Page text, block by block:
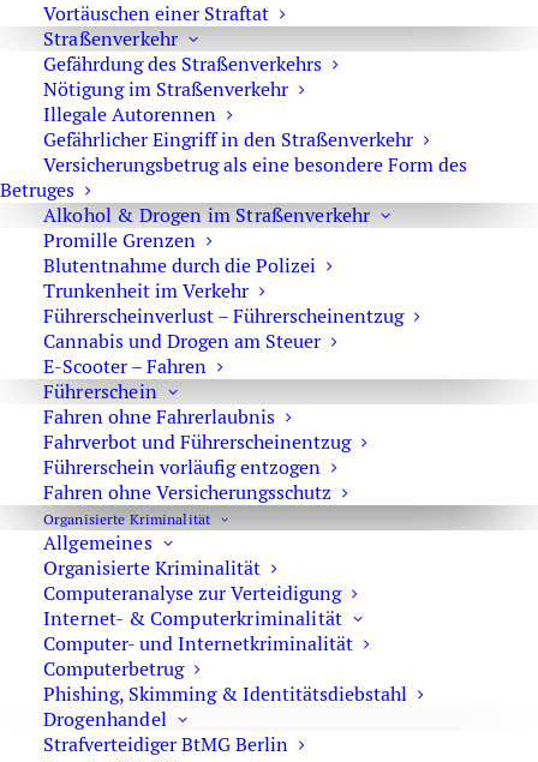
Vortäuschen einer Straftat
Straßenverkehr
Gefährdung des Straßenverkehrs
Nötigung im Straßenverkehr
Illegale Autorennen
Gefährlicher Eingriff in den Straßenverkehr
Versicherungsbetrug als eine besondere Form des
Betruges
Alkohol & Drogen im Straßenverkehr
Promille Grenzen
Blutentnahme durch die Polizei
Trunkenheit im Verkehr
Führerscheinverlust – Führerscheinentzug
Cannabis und Drogen am Steuer
E-Scooter – Fahren
Führerschein
Fahren ohne Fahrerlaubnis
Fahrverbot und Führerscheinentzug
Führerschein vorläufig entzogen
Fahren ohne Versicherungsschutz
Organisierte Kriminalität
Allgemeines
Organisierte Kriminalität
Computeranalyse zur Verteidigung
Internet- & Computerkriminalität
Computer- und Internetkriminalität
Computerbetrug
Phishing, Skimming & Identitätsdiebstahl
Drogenhandel
Strafverteidiger BtMG Berlin
Reform Sexualstrafrecht
Das interessiert Sie vielleicht auch:
Berufung und Revision im Strafrecht
Unterschied zwischen Revision und
Sprungrevision im Strafrecht
Die Berufung im Strafrecht gegen ein Urteil des
Amtsgerichts
Revision im Strafrecht
Berufung und Verbot der Schlechterstellung im
Strafrecht